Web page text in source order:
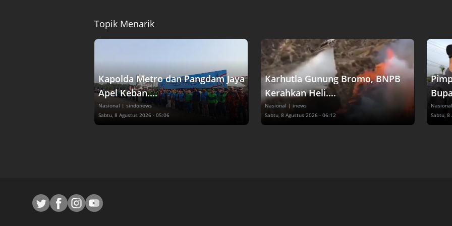
Topik Menarik
Kapolda Metro dan Pangdam Jaya
Apel Keban....
Nasional | sindonews
Sabtu, 8 Agustus 2026 - 05:06
Karhutla Gunung Bromo, BNPB
Kerahkan Heli....
Nasional | inews
Sabtu, 8 Agustus 2026 - 06:12
Nasional
Sabtu, 8